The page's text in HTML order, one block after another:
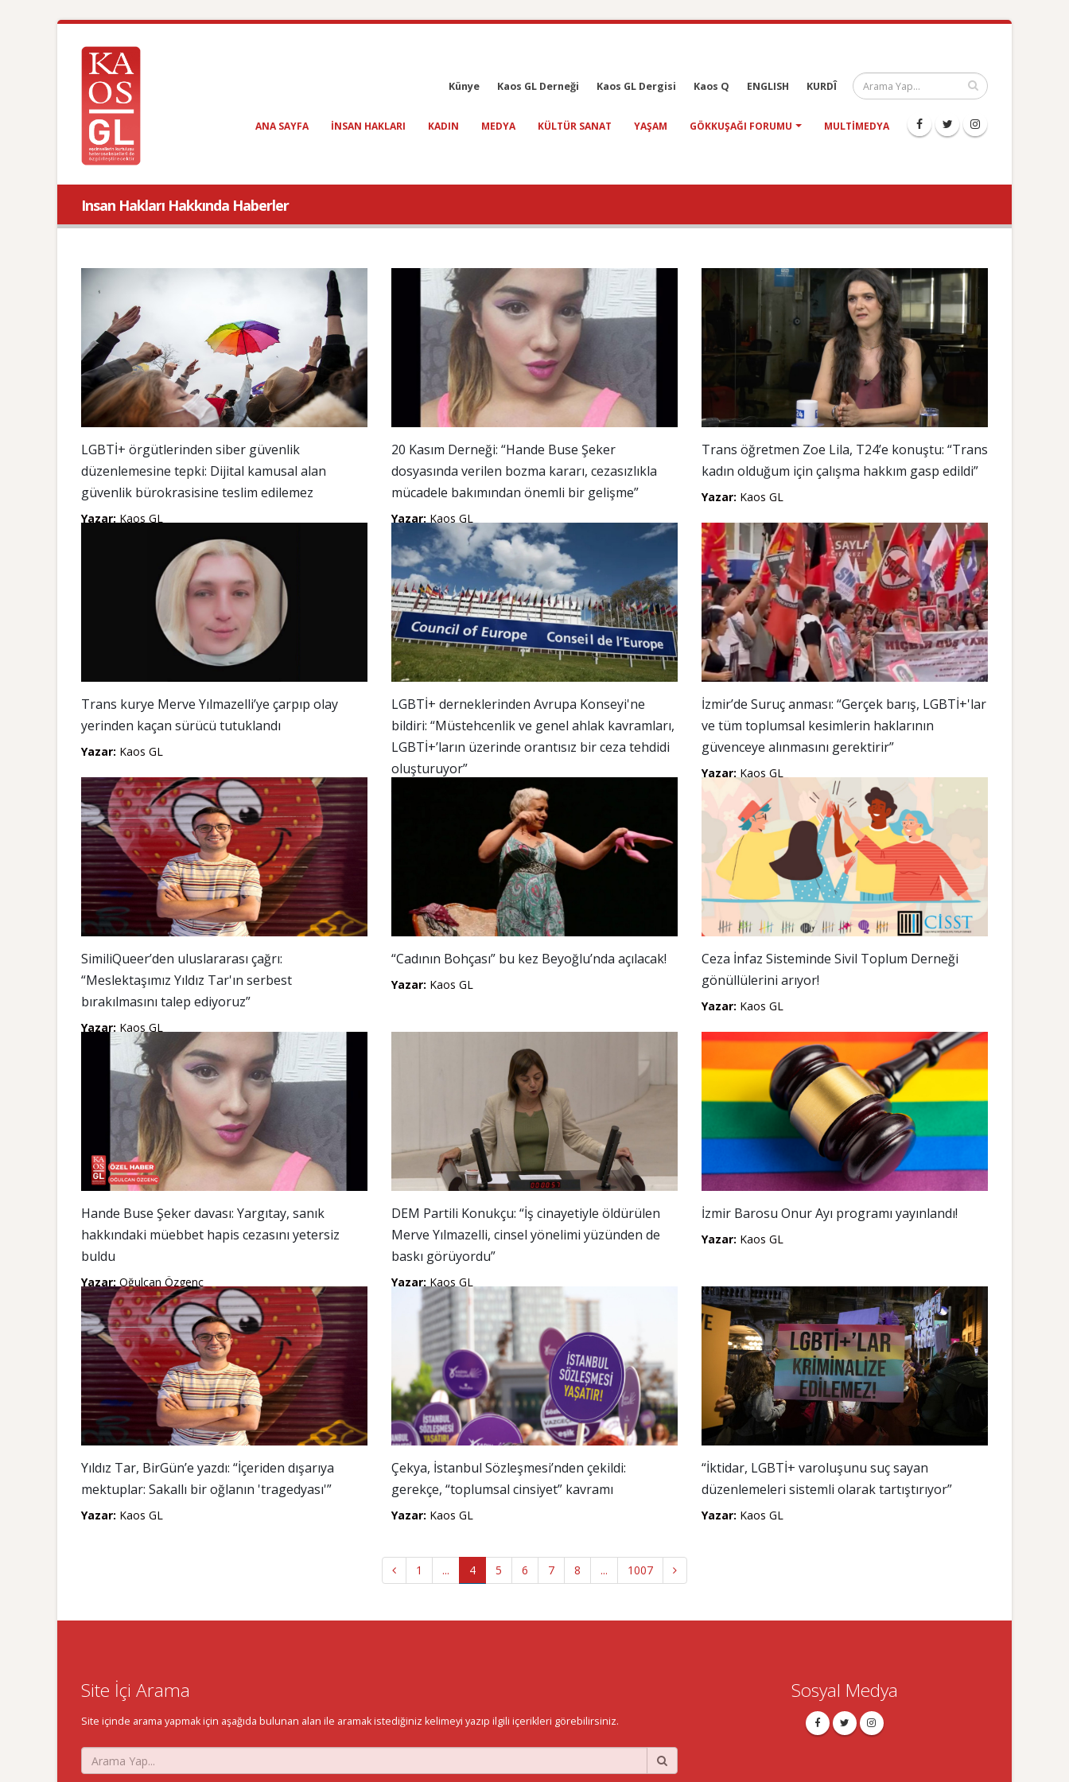
Künye Kaos GL Derneği Kaos GL Dergisi Kaos Q ENGLISH KURDÎ
ANA SAYFA INSAN HAKLARI KADIN MEDYA KÜLTÜR SANAT YAŞAM GÖKKUŞAĞI FORUMU MULTIMEDYA
Insan Hakları Hakkında Haberler
LGBTİ+ örgütlerinden siber güvenlik
düzenlemesine tepki: Dijital kamusal alan
güvenlik bürokrasisine teslim edilemez
Yazar: Kaos GL
20 Kasım Derneği: “Hande Buse Şeker
dosyasında verilen bozma kararı, cezasızlıkla
mücadele bakımından önemli bir gelişme”
Yazar: Kaos GL
Trans öğretmen Zoe Lila, T24’e konuştu: “Trans
kadın olduğum için çalışma hakkım gasp edildi”
Yazar: Kaos GL
Trans kurye Merve Yılmazelli’ye çarpıp olay
yerinden kaçan sürücü tutuklandı
Yazar: Kaos GL
LGBTİ+ derneklerinden Avrupa Konseyi'ne
bildiri: “Müstehcenlik ve genel ahlak kavramları,
LGBTİ+’ların üzerinde orantısız bir ceza tehdidi
oluşturuyor”
İzmir’de Suruç anması: “Gerçek barış, LGBTİ+'lar
ve tüm toplumsal kesimlerin haklarının
güvenceye alınmasını gerektirir”
Yazar: Kaos GL
SimiliQueer’den uluslararası çağrı:
“Meslektaşımız Yıldız Tar'ın serbest
bırakılmasını talep ediyoruz”
Yazar: Kaos GL
“Cadının Bohçası” bu kez Beyoğlu’nda açılacak!
Yazar: Kaos GL
Ceza İnfaz Sisteminde Sivil Toplum Derneği
gönüllülerini arıyor!
Yazar: Kaos GL
Hande Buse Şeker davası: Yargıtay, sanık
hakkındaki müebbet hapis cezasını yetersiz
buldu
Yazar: Oğulcan Özgenç
DEM Partili Konukçu: “İş cinayetiyle öldürülen
Merve Yılmazelli, cinsel yönelimi yüzünden de
baskı görüyordu”
Yazar: Kaos GL
İzmir Barosu Onur Ayı programı yayınlandı!
Yazar: Kaos GL
Yıldız Tar, BirGün’e yazdı: “İçeriden dışarıya
mektuplar: Sakallı bir oğlanın 'tragedyası'”
Yazar: Kaos GL
Çekya, İstanbul Sözleşmesi’nden çekildi:
gerekçe, “toplumsal cinsiyet” kavramı
Yazar: Kaos GL
“İktidar, LGBTİ+ varoluşunu suç sayan
düzenlemeleri sistemli olarak tartıştırıyor”
Yazar: Kaos GL
1 ... 4 5 6 7 8 ... 1007
Site İçi Arama
Site içinde arama yapmak için aşağıda bulunan alan ile aramak istediğiniz kelimeyi yazıp ilgili içerikleri görebilirsiniz.
Sosyal Medya